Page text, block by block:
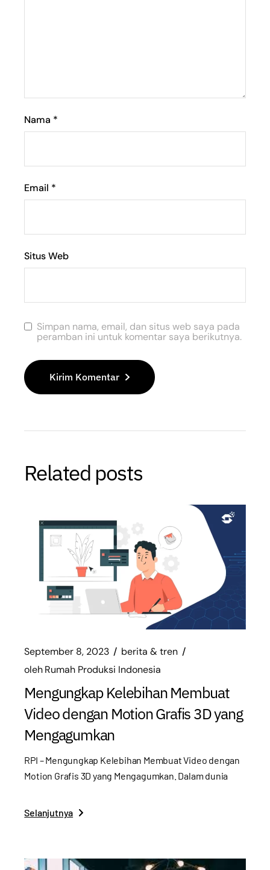
Nama *
Email *
Situs Web
Simpan nama, email, dan situs web saya pada
peramban ini untuk komentar saya berikutnya.
Kirim Komentar
Related posts
September 8, 2023
berita & tren
olehRumah Produksi Indonesia
Mengungkap Kelebihan Membuat
Video dengan Motion Grafis 3D yang
Mengagumkan
RPI – Mengungkap Kelebihan Membuat Video dengan
Motion Grafis 3D yang Mengagumkan. Dalam dunia
Selanjutnya